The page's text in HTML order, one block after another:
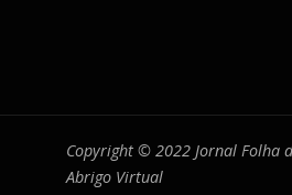
Copyright © 2022 Jornal Folha
Abrigo Virtual